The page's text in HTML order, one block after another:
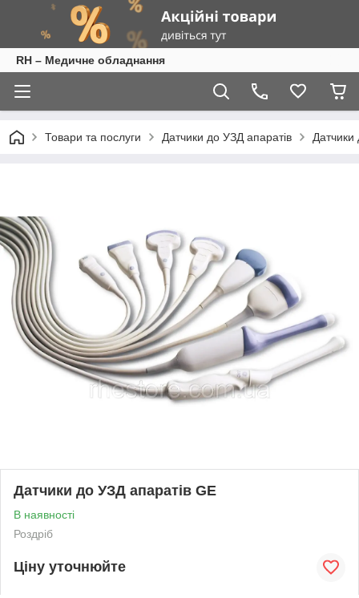
RH – Медичне обладнання
Товари та послуги Датчики до УЗД апаратів Датчики
Датчики до УЗД апаратів GE
В наявності
Роздріб
Ціну уточнюйте